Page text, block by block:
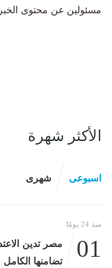
مسئولين عن محتوى
الأكثر شهرة
اسبوعى شهرى
منذ 24 يومًا
01
مصر تدين
تضامنها الكامل